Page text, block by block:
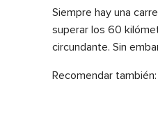
Siempre hay una
superar los 60
circundante. Sin
Recomendar también: